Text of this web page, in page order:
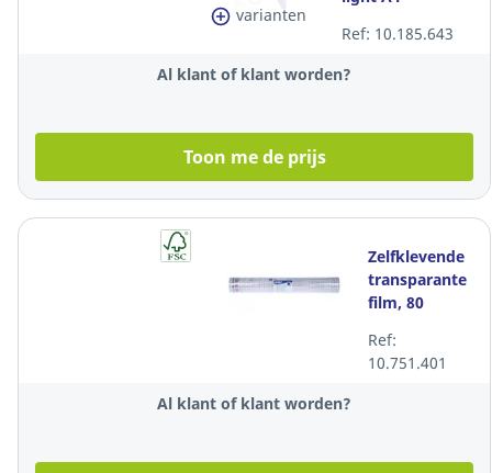
varianten
Ref: 10.185.643
Al klant of klant worden?
Toon me de prijs
Zelfklevende
transparante
film, 80
cm x L 25 m,
per rol
Ref:
10.751.401
Al klant of klant worden?